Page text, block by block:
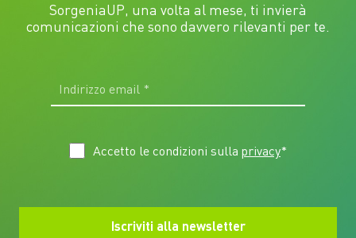
SorgeniaUP, una volta al mese, ti invierà
comunicazioni che sono davvero rilevanti per te.
Accetto le condizioni sulla privacy*